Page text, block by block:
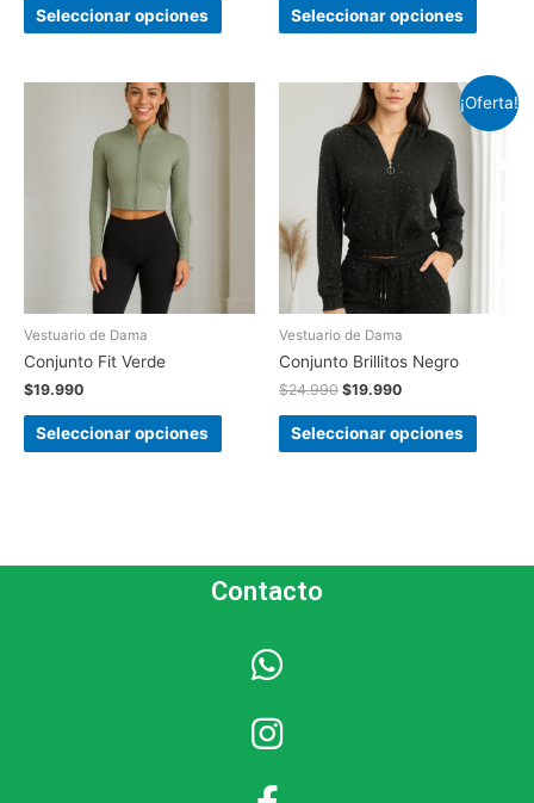
Seleccionar opciones Seleccionar opciones
Vestuario de Dama
Conjunto Fit Verde
$19.990
Seleccionar opciones
¡Oferta!
Vestuario de Dama
Conjunto Brillitos Negro
$24.990 $19.990
Seleccionar opciones
Contacto